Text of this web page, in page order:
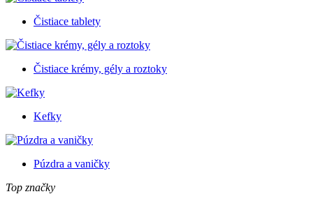
Čistiace tablety
Čistiace krémy, gély a roztoky
Kefky
Púzdra a vaničky
Top značky